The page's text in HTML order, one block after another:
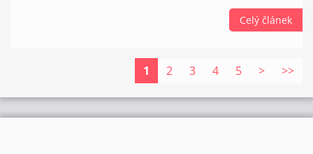
Celý článek
1 2 3 4 5 > >>